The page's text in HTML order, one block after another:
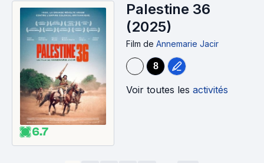
6.7
Palestine 36
(2025)
Film de Annemarie Jacir
8
Voir toutes les activités